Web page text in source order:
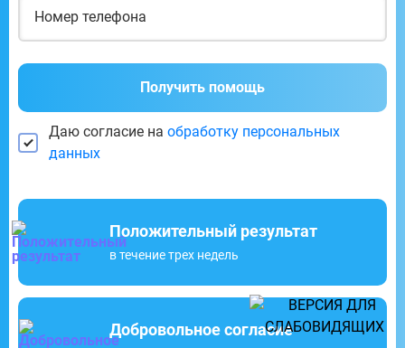
Получить помощь
Даю согласие на обработку персональных
данных
Положительный результат
в течение трех недель
Добровольное согласие